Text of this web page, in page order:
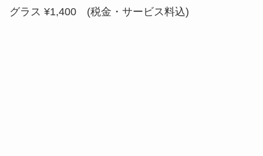
グラス ¥1,400 (税金・サービス料込)